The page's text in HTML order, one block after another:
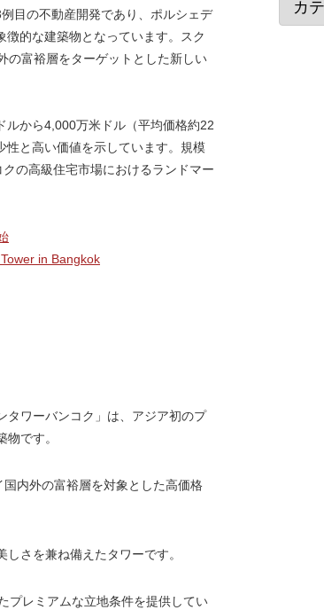
目の不動産開発であり、ポルシェデ
的な建築物となっています。スク
の富裕層をターゲットとした新しい
から4,000万米ドル（平均価格約22
と高い価値を示しています。規模
の高級住宅市場におけるランドマー
in Bangkok
タワーバンコク」は、アジア初のプ
です。
内外の富裕層を対象とした高価格
さを兼ね備えたタワーです。
プレミアムな立地条件を提供してい